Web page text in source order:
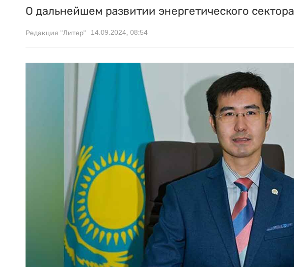
О дальнейшем развитии энергетического
Редакция "Литер" 14.09.2024, 08:54